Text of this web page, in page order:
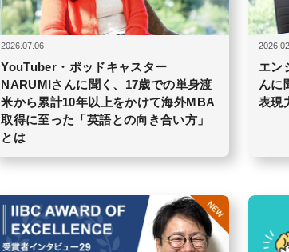
2026.07.06
YouTuber・ポッドキャスター
NARUMIさんに聞く、17歳での単身渡
米から累計10年以上をかけて海外MBA
取得に至った「英語との向き合い方」
とは
エン
んに
表現